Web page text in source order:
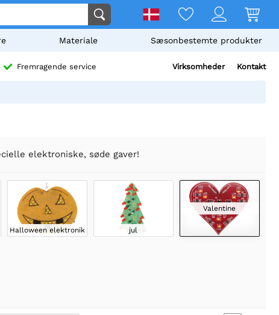
Materiale Sæsonbestemte produkter
Fremragende service Virksomheder Kontakt
elektroniske, søde gaver!
Halloween elektronik jul
Valentine